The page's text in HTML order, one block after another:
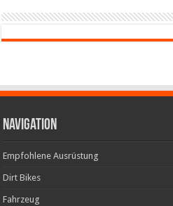
Navigation
Empfohlene Ausrüstung
Dirt Bikes
Fahrzeug